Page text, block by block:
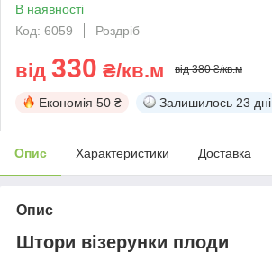
В наявності
Код: 6059
Роздріб
від 330 ₴/кв.м від 380 ₴/кв.м
Економія 50 ₴ Залишилось 23 дні
Опис Характеристики Доставка
Опис
Штори візерунки плоди